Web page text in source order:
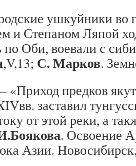
ушкуйники во
и Степаном Ляпой
Оби, воевали с
,V,13; С. Марков.
«Приход предков
заставил
от этой реки, а
. Освоение
Азии.